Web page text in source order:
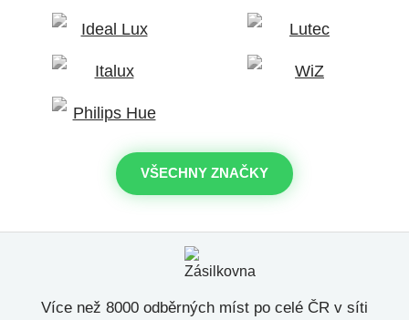
VŠECHNY ZNAČKY
Více než 8000 odběrných míst po celé ČR v síti